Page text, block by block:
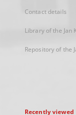
Contact details
Library of the Jan
Repository of the
Recently viewed